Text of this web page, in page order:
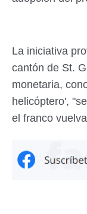
La iniciativa
cantón de St.
monetaria,
helicóptero',
el franco